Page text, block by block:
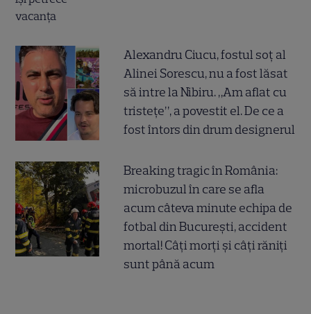
Alexandru Ciucu, fostul soț al
Alinei Sorescu, nu a fost lăsat
să intre la Nibiru. „Am aflat cu
tristețe”, a povestit el. De ce a
fost întors din drum designerul
Breaking tragic în România:
microbuzul în care se afla
acum câteva minute echipa de
fotbal din București, accident
mortal! Câți morți și câți răniți
sunt până acum